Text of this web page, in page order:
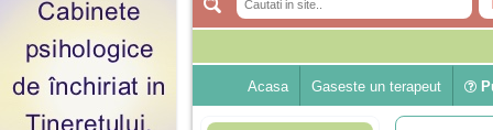
Acasa Gaseste un terapeut